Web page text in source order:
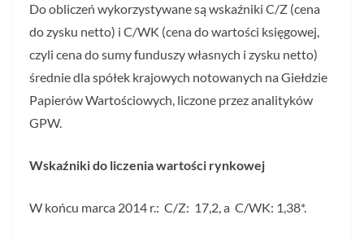
Do obliczeń wykorzystywane są wskaźniki C/Z (cena
do zysku netto) i C/WK (cena do wartości księgowej,
czyli cena do sumy funduszy własnych i zysku netto)
średnie dla spółek krajowych notowanych na Giełdzie
Papierów Wartościowych, liczone przez analityków
GPW.
Wskaźniki do liczenia wartości rynkowej
W końcu marca 2014 r.: C/Z: 17,2, a C/WK: 1,38*.